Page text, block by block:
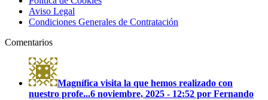
Aviso Legal
Condiciones Generales de Contratación
Comentarios
Magnífica visita la que hemos realizado con
nuestro profe...6 noviembre, 2025 - 12:52 por Fernando